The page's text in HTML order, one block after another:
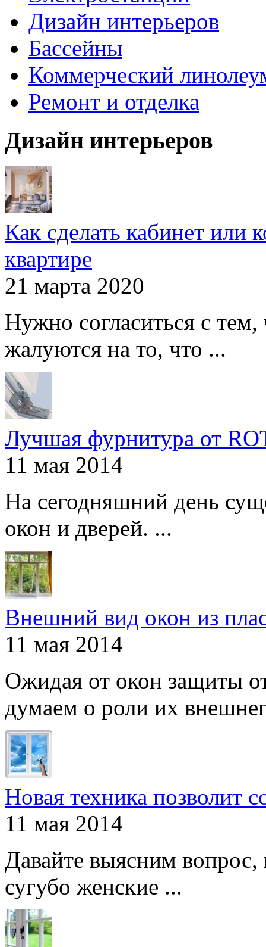
Дизайн интерьеров
Бассейны
Коммерческий
Ремонт и отделка
Дизайн интерьеров
Как сделать кабинет или
квартире
21 марта 2020
Нужно согласиться с
жалуются на то, что ...
Лучшая фурнитура от
11 мая 2014
На сегодняшний день
окон и дверей. ...
Внешний вид окон из
11 мая 2014
Ожидая от окон защиты
думаем о роли их
Новая техника позволит
11 мая 2014
Давайте выясним
сугубо женские ...